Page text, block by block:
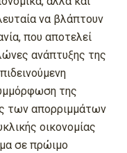
να βλάπτουν
που αποτελεί
ανάπτυξης της
της
των απορριμμάτων
οικονομίας
σε πρώιμο